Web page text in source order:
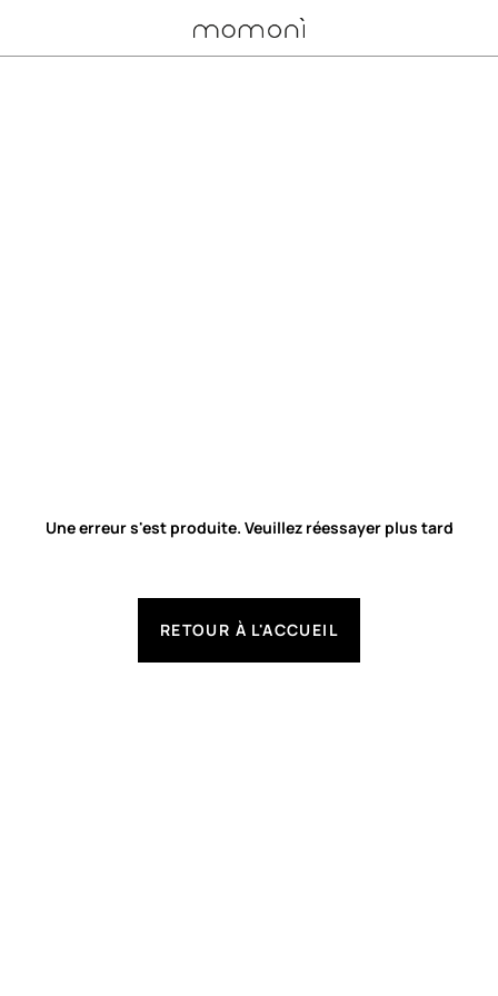
Une erreur s'est produite. Veuillez réessayer plus tard
RETOUR À L'ACCUEIL